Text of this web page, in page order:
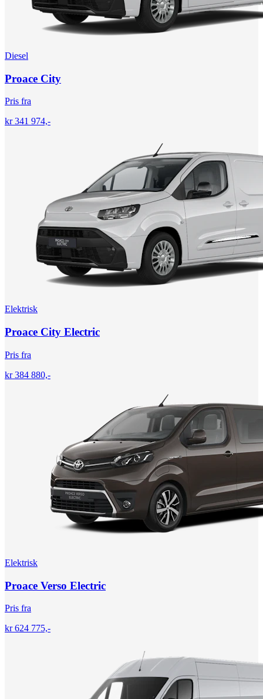
Diesel
Proace City
Pris fra
kr 341 974,-
Elektrisk
Proace City Electric
Pris fra
kr 384 880,-
Elektrisk
Proace Verso Electric
Pris fra
kr 624 775,-